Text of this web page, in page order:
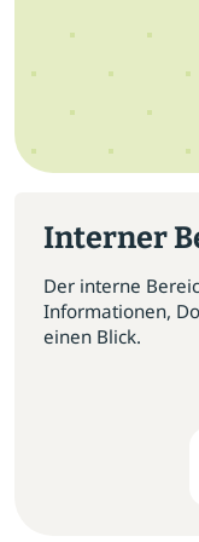
Interner
Der interne
Informationen,
einen Blick.